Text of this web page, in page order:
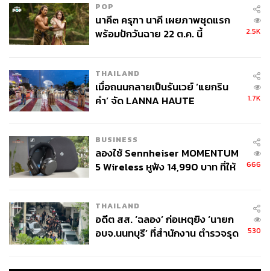
TAGS: Samsung Electronics Search Engine
ChatGPT
ปัญญาประดิษฐ์ (Artificial intelligence - AI)
Alphabet
Bing
217
ABOUT THE AUTHOR
THE STANDARD WEALTH
สำนักข่าวเศรษฐกิจ ธุรกิจ และการลงทุน โดย
ทีมข่าว THE STANDARD
POP
นาคี๓ ครุฑา นาคี เผยภาพชุดแรก
พร้อมปักวันฉาย 22 ต.ค. นี้
2.5K
THAILAND
เมื่อถนนกลายเป็นรันเวย์ ‘แยกริน
คำ’ จัด LANNA HAUTE
1.7K
BUSINESS
ลองใช้ Sennheiser MOMENTUM
5 Wireless หูฟัง 14,990 บาท ที่ให้
666
THAILAND
อดีต สส. ‘ฉลอง’ ก่อเหตุยิง ‘นายก
อบจ.นนทบุรี’ ที่สำนักงาน ตำรวจรุด
530